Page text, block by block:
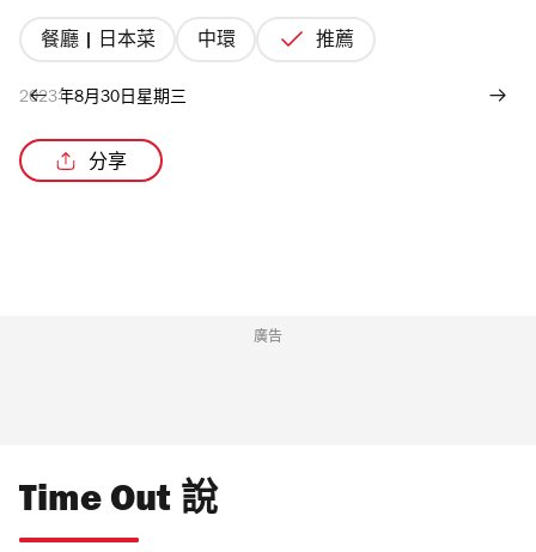
餐廳 | 日本菜 中環 推薦
2023年8月30日星期三
分享
廣告
Time Out 說